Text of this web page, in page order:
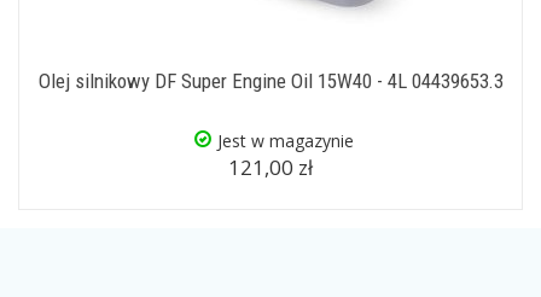
Olej silnikowy DF Super Engine Oil 15W40 - 4L 04439653.3
Jest w magazynie
121,00 zł